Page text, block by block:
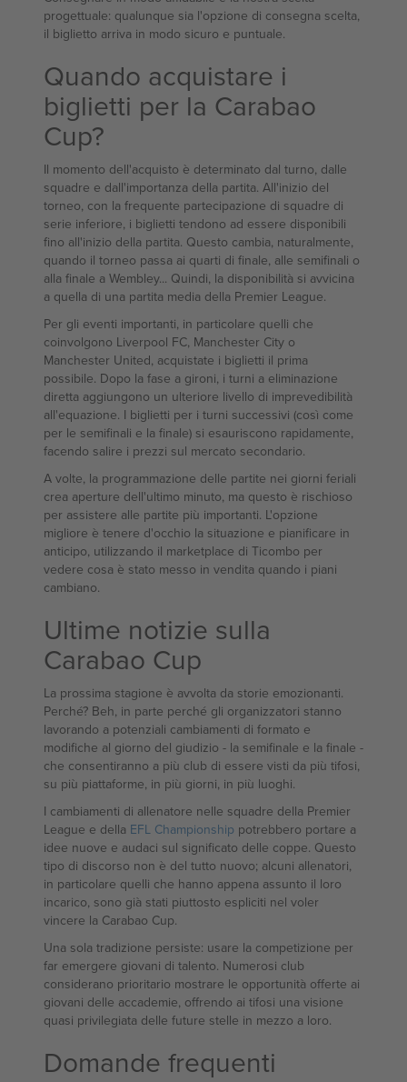
progettuale: qualunque sia l'opzione di consegna scelta,
il biglietto arriva in modo sicuro e puntuale.
Quando acquistare i
biglietti per la Carabao
Cup?
Il momento dell'acquisto è determinato dal turno, dalle
squadre e dall'importanza della partita. All'inizio del
torneo, con la frequente partecipazione di squadre di
serie inferiore, i biglietti tendono ad essere disponibili
fino all'inizio della partita. Questo cambia, naturalmente,
quando il torneo passa ai quarti di finale, alle semifinali o
alla finale a Wembley... Quindi, la disponibilità si avvicina
a quella di una partita media della Premier League.
Per gli eventi importanti, in particolare quelli che
coinvolgono Liverpool FC, Manchester City o
Manchester United, acquistate i biglietti il prima
possibile. Dopo la fase a gironi, i turni a eliminazione
diretta aggiungono un ulteriore livello di imprevedibilità
all'equazione. I biglietti per i turni successivi (così come
per le semifinali e la finale) si esauriscono rapidamente,
facendo salire i prezzi sul mercato secondario.
A volte, la programmazione delle partite nei giorni feriali
crea aperture dell'ultimo minuto, ma questo è rischioso
per assistere alle partite più importanti. L'opzione
migliore è tenere d'occhio la situazione e pianificare in
anticipo, utilizzando il marketplace di Ticombo per
vedere cosa è stato messo in vendita quando i piani
cambiano.
Ultime notizie sulla
Carabao Cup
La prossima stagione è avvolta da storie emozionanti.
Perché? Beh, in parte perché gli organizzatori stanno
lavorando a potenziali cambiamenti di formato e
modifiche al giorno del giudizio - la semifinale e la finale -
che consentiranno a più club di essere visti da più tifosi,
su più piattaforme, in più giorni, in più luoghi.
I cambiamenti di allenatore nelle squadre della Premier
League e della EFL Championship potrebbero portare a
idee nuove e audaci sul significato delle coppe. Questo
tipo di discorso non è del tutto nuovo; alcuni allenatori,
in particolare quelli che hanno appena assunto il loro
incarico, sono già stati piuttosto espliciti nel voler
vincere la Carabao Cup.
Una sola tradizione persiste: usare la competizione per
far emergere giovani di talento. Numerosi club
considerano prioritario mostrare le opportunità offerte ai
giovani delle accademie, offrendo ai tifosi una visione
quasi privilegiata delle future stelle in mezzo a loro.
Domande frequenti